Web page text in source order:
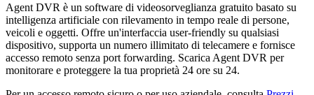
Agent DVR è un software di videosorveglianza gratuito basato su
intelligenza artificiale con rilevamento in tempo reale di persone,
veicoli e oggetti. Offre un'interfaccia user-friendly su qualsiasi
dispositivo, supporta un numero illimitato di telecamere e fornisce
accesso remoto senza port forwarding. Scarica Agent DVR per
monitorare e proteggere la tua proprietà 24 ore su 24.